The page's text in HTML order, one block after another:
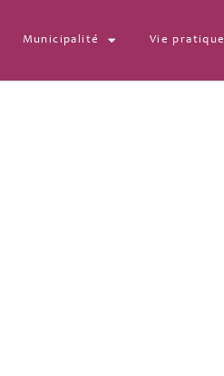
Municipalité Vie pratique